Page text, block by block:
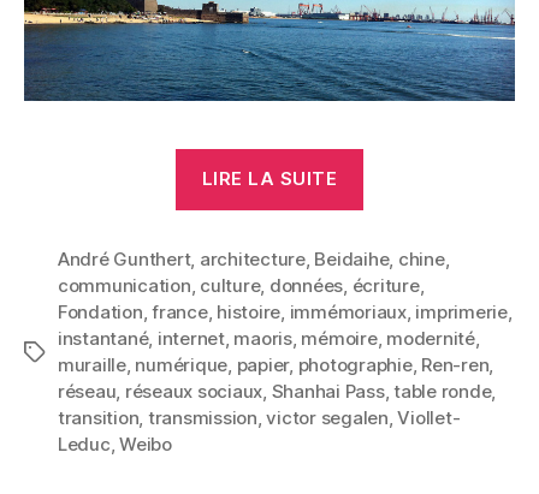
LIRE LA SUITE
Étiquettes
André Gunthert, architecture, Beidaihe, chine,
communication, culture, données, écriture,
Fondation,france, histoire, immémoriaux, imprimerie,
instantané, internet, maoris, mémoire, modernité,
muraille, numérique, papier, photographie, Ren-ren,
réseau, réseaux sociaux, Shanhai Pass,table ronde,
transition, transmission,victor segalen,Viollet-
Leduc,Weibo